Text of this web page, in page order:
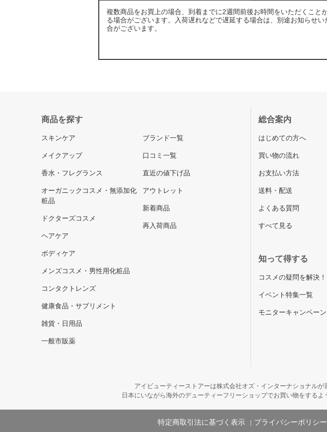
複数商品をお買上の場合、到着までに2週間前後お時間をいただくこ
る場合がございます。入荷遅れなどで遅延する場合は、別途お知らせ
合がございます。
商品を探す
スキンケア
メイクアップ
香水・フレグランス
オーガニックコスメ・無添加化
粧品
ドクターズコスメ
ヘアケア
ボディケア
メンズコスメ・男性用化粧品
コンタクトレンズ
健康食品・サプリメント
雑貨・日用品
一般市販薬
ブランド一覧
口コミ一覧
直近の値下げ品
アウトレット
新着商品
再入荷商品
総合案内
はじめての方へ
買い物の流れ
お支払い方法
送料・配送
よくある質問
すべて見る
知って得する
コスメの疑問を解決！
イベント特集一覧
モニターキャンペーン
アイビューティーストアーは株式会社オズ・インターナショナル
日本にいながら海外のデューティーフリーショップでお買い物をする
特定商取引法に基づく表示 プライバシーポリシー